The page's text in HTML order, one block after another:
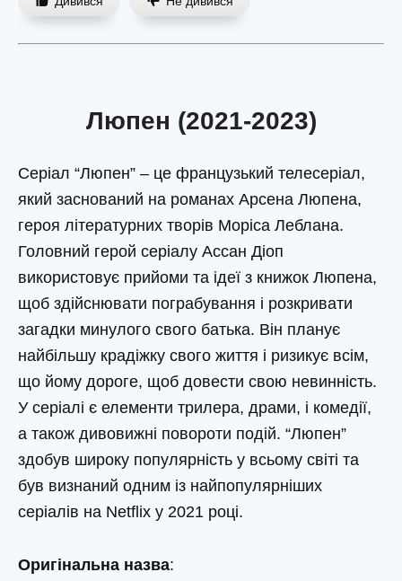
Люпен (2021-2023)
Серіал “Люпен” – це французький телесеріал,
який заснований на романах Арсена Люпена,
героя літературних творів Моріса Леблана.
Головний герой серіалу Ассан Діоп
використовує прийоми та ідеї з книжок Люпена,
щоб здійснювати пограбування і розкривати
загадки минулого свого батька. Він планує
найбільшу крадіжку свого життя і ризикує всім,
що йому дороге, щоб довести свою невинність.
У серіалі є елементи трилера, драми, і комедії,
а також дивовижні повороти подій. “Люпен”
здобув широку популярність у всьому світі та
був визнаний одним із найпопулярніших
серіалів на Netflix у 2021 році.
Оригінальна назва: